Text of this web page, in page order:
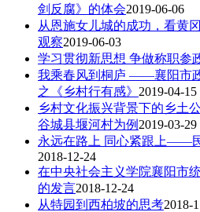
剑反腐》的体会2019-06-06
从恩施女儿城的成功，看黄
观察2019-06-03
学习贯彻新思想 争做称职参
我乘春风到桐庐 ——襄阳市
之《乡村行有感》 2019-04-15
乡村文化振兴背景下的乡
谷城县堰河村为例 2019-03-29
永远在路上 同心紧跟上——
2018-12-24
在中央社会主义学院襄阳市
的发言2018-12-24
从特园到西柏坡的思考2018-